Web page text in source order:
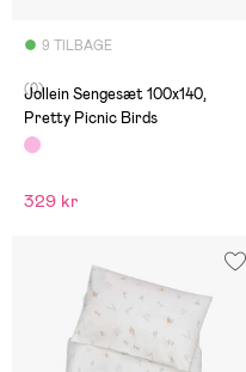
9 TILBAGE
(0)
Jollein Sengesæt 100x140,
Pretty Picnic Birds
329 kr